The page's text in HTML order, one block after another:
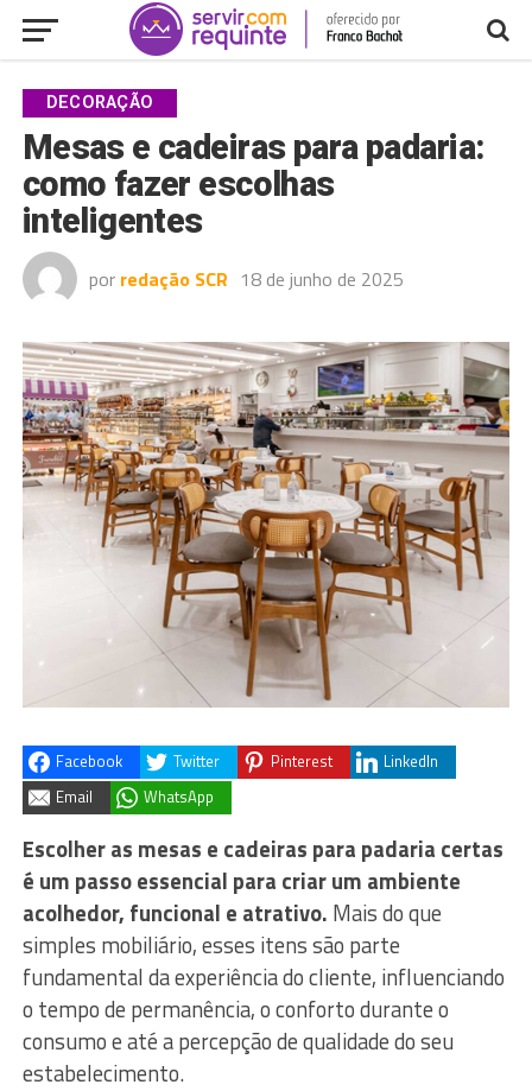
DECORAÇÃO
Mesas e cadeiras para padaria:
como fazer escolhas
inteligentes
por redação SCR 18 de junho de 2025
Facebook Twitter Pinterest
LinkedIn
Email
WhatsApp
Escolher as mesas e cadeiras para padaria certas
é um passo essencial para criar um ambiente
acolhedor, funcional e atrativo. Mais do que
simples mobiliário, esses itens são parte
fundamental da experiência do cliente, influenciando
o tempo de permanência, o conforto durante o
consumo e até a percepção de qualidade do seu
estabelecimento.